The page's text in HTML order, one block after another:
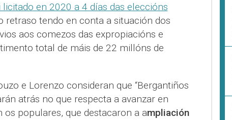
en 2020 a 4 días das eleccións
retraso tendo en conta a situación dos
aos comezos das expropiacións e
total de máis de 22 millóns de
e Lorenzo consideran que “Bergantiños
atrás no que respecta a avanzar en
os populares, que destacaron a ampliación